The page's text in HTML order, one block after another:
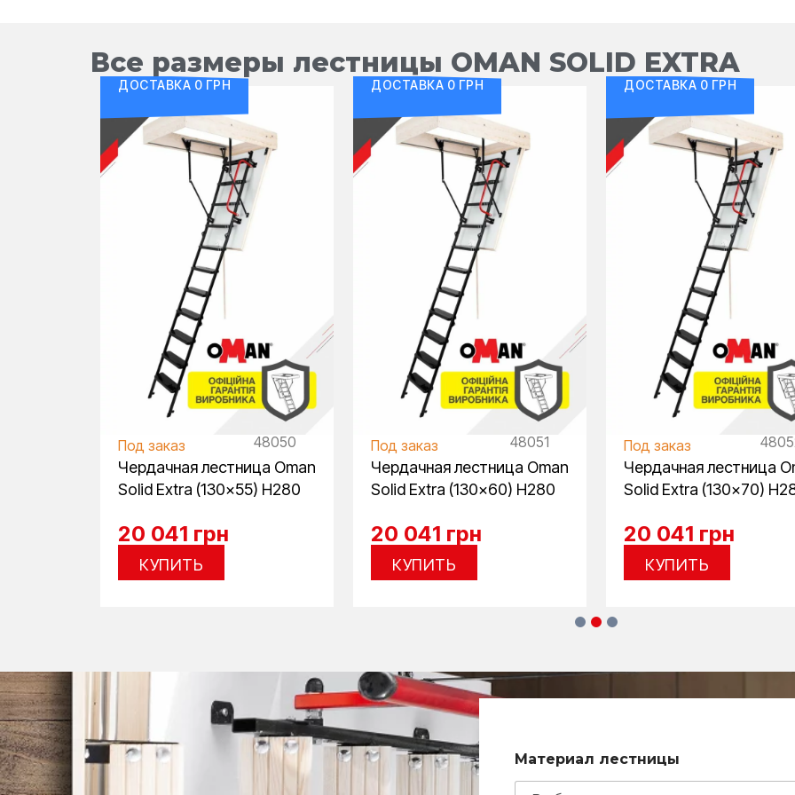
Все размеры лестницы OMAN SOLID EXTRA
ДОСТАВКА 0 ГРН
Под заказ 48050
Чердачная лестница Oman
Solid Extra (130×55) H280
20 041 грн
КУПИТЬ
ДОСТАВКА 0 ГРН
Под заказ 48051
Чердачная лестница Oman
Solid Extra (130×60) H280
20 041 грн
КУПИТЬ
ДОСТАВКА 0 ГРН
Под заказ
Чердачная лестница
Solid Extra (130×70)
20 041 грн
КУПИТЬ
ы
с
Материал лестницы